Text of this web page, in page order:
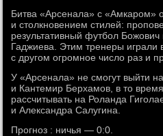
Битва «Арсенала» с «Амкаром»
и столкновением стилей:
результативный футбол Божович
Гаджиева. Этим тренеры играли
с другом огромное число раз и
У «Арсенала» не смогут выйти
и Кантемир Берхамов, в то
рассчитывать на Роланда
и Александра Салугина.
Прогноз : ничья — 0:0.